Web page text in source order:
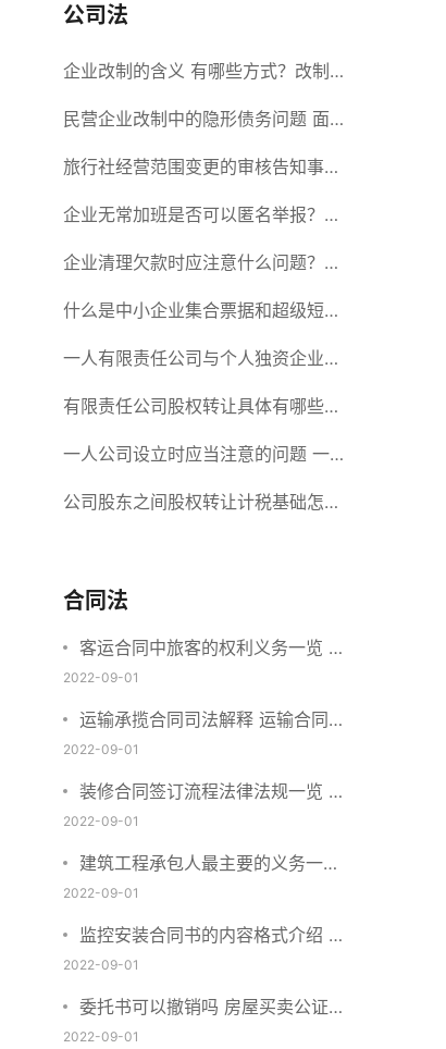
间？
公司法
企业改制的含义 有哪些方式？改制
后国企员工属于什么性质？
民营企业改制中的隐形债务问题 面
对隐形债务问题应该如何解决？
旅行社经营范围变更的审核告知事项
旅游业的发展现状和趋势
企业无常加班是否可以匿名举报？强
制加班公司没有加班费怎么办？
企业清理欠款时应注意什么问题？企
业短期借款需要注意哪些事项？
什么是中小企业集合票据和超级短期
融资券？一起来了解一下吧！
一人有限责任公司与个人独资企业的
区别 这些知识你都知道吗？
有限责任公司股权转让具体有哪些形
式？来了解下这五种形式
一人公司设立时应当注意的问题 一
人公司的特征
公司股东之间股权转让计税基础怎么
合什么要件？
合同法
客运合同中旅客的权利义务一览 主
要包括这些内容
2022-09-01
运输承揽合同司法解释 运输合同中
承运人的义务有哪些
2022-09-01
装修合同签订流程法律法规一览 律
师解答
2022-09-01
建筑工程承包人最主要的义务一览
承包合同内容介绍
2022-09-01
监控安装合同书的内容格式介绍 一
般包括这些条款
2022-09-01
委托书可以撤销吗 房屋买卖公证可
否撤销
2022-09-01